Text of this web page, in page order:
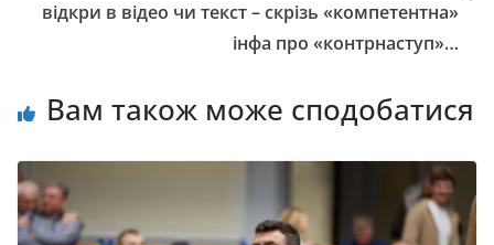
відкри в відео чи текст – скрізь «компетентна»
інфа про «контрнаступ»…
Вам також може сподобатися